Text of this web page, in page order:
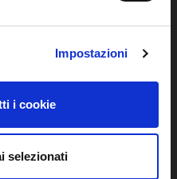
Impostazioni
i cookie
selezionati
FAQ
Privacy Policy
Termini e Condizioni -